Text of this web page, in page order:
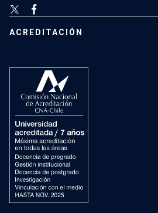
ACREDITACIÓN